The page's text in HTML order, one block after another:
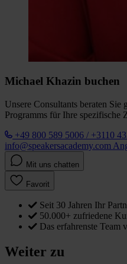
Michael Khazin buchen
Unsere Consultants beraten Sie
Programms für Ihre spezifische
+49 800 589 5006 / +3110
info@speakersacademy.com
Mit uns chatten
Favorit
Seit 30 Jahren Ihr
50.000+ zufriedene
Das erfahrenste Team
Weiter zu